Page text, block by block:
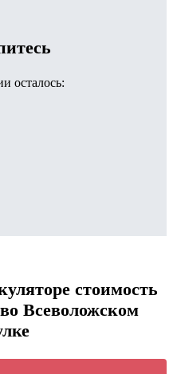
осталось:
стоимость
Всеволожском